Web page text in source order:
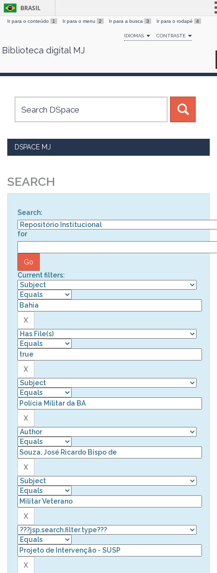
Skip
BRASIL
Simplifique!
Comunica BR
Canais
Ir para o conteúdo 1 Ir para o menu 2 Ir para a busca 3 Ir para o rodapé 4
IDIOMAS CONTRASTE
Biblioteca digital MJ
DSPACE MJ
SEARCH
Search:
for
Current filters: